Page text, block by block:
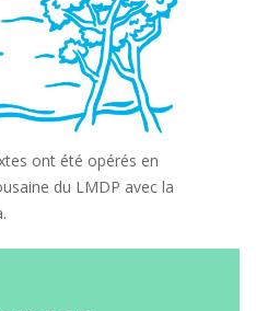
ont été opérés en
du LMDP avec la